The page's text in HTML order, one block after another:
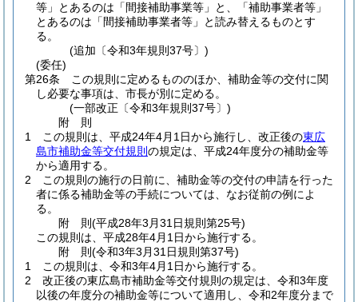
等」とあるのは「間接補助事業等」と、「補助事業者等」
とあるのは「間接補助事業者等」と読み替えるものとす
る。
(追加〔令和3年規則37号〕)
(委任)
第26条
この規則に定めるもののほか、補助金等の交付に関
し必要な事項は、市長が別に定める。
(一部改正〔令和3年規則37号〕)
附 則
1
この規則は、平成24年4月1日から施行し、改正後の東広
島市補助金等交付規則 の規定は、平成24年度分の補助金等
から適用する。
2
この規則の施行の日前に、補助金等の交付の申請を行った
者に係る補助金等の手続については、なお従前の例によ
る。
附 則(平成28年3月31日規則第25号)
この規則は、平成28年4月1日から施行する。
附 則(令和3年3月31日規則第37号)
1
この規則は、令和3年4月1日から施行する。
2
改正後の東広島市補助金等交付規則の規定は、令和3年度
以後の年度分の補助金等について適用し、令和2年度分まで